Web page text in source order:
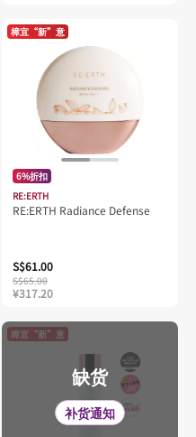
樟宜“新”意
6%折扣
RE:ERTH
RE:ERTH Radiance Defense
S$61.00
S$65.00
¥317.20
缺货
补货通知
樟宜“新”意